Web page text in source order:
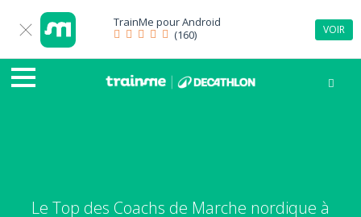
TrainMe pourAndroid
(160)
VOIR
Le Top des Coachs de Marche nordique à